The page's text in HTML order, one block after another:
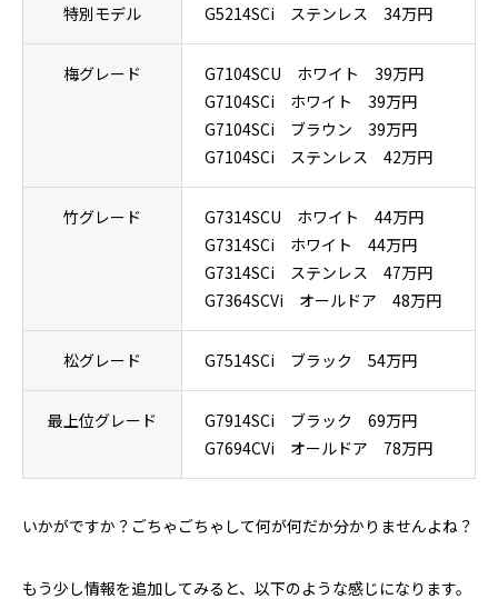
特別モデル G5214SCi ステンレス 34万円
梅グレード
G7104SCU ホワイト 39万円
G7104SCi ホワイト 39万円
G7104SCi ブラウン 39万円
G7104SCi ステンレス 42万円
竹グレード
G7314SCU ホワイト 44万円
G7314SCi ホワイト 44万円
G7314SCi ステンレス 47万円
G7364SCVi オールドア 48万円
松グレード G7514SCi ブラック 54万円
最上位グレード
G7914SCi ブラック 69万円
G7694CVi オールドア 78万円
いかがですか？ごちゃごちゃして何が何だか分かりませんよね？
もう少し情報を追加してみると、以下のような感じになります。